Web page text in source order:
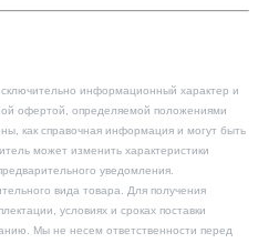
информационный характер и
офертой, определяемой положениями
как справочная информация и могут быть
может изменить характеристики
уведомления.
вида товара. Для получения
условиях и сроках поставки
Мы не несем ответственности перед